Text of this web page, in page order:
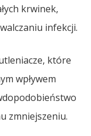
krwinek,
infekcji.
które
wpływem
zmniejszeniu.